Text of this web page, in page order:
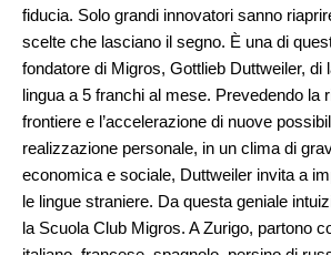
fiducia. Solo grandi innovatori sanno
scelte che lasciano il segno. È una di
fondatore di Migros, Gottlieb Duttweiler, di
lingua a 5 franchi al mese. Prevedendo la
frontiere e l’accelerazione di nuove
realizzazione personale, in un clima di
economica e sociale, Duttweiler invita a
le lingue straniere. Da questa geniale
la Scuola Club Migros. A Zurigo, partono
italiano, francese, spagnolo, persino di